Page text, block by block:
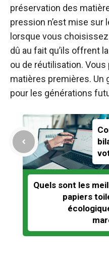
préservation des
pression n’est mise
lorsque vous
dû au fait qu’ils offrent
ou de réutilisation.
matières premières. Un
pour les générations
Quels sont les
papiers